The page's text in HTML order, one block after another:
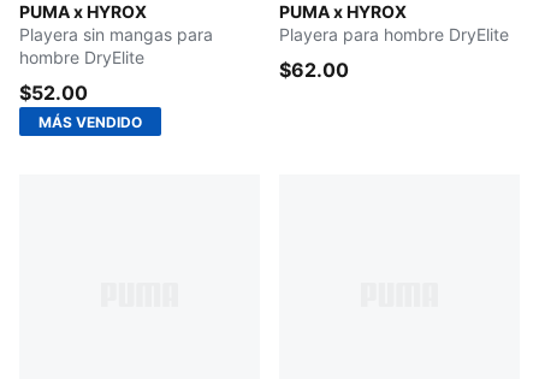
PUMA x HYROX
PUMA BLACK
Playera sin mangas para
hombre DryElite
$52.00
MÁS VENDIDO
PUMA x HYROX
PUMA WHITE
Playera para hombre DryElite
$62.00